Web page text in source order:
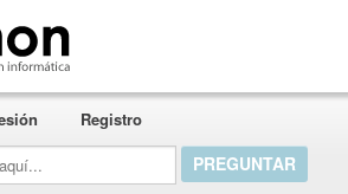
Registro